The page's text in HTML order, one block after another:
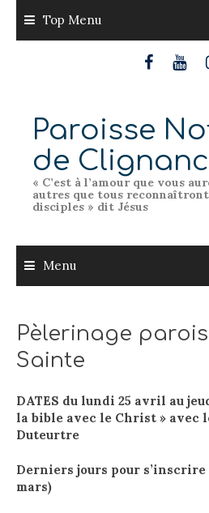
content
Top Menu
Paroisse
de
« C’est à l’amour que vous
autres que tous
disciples » dit Jésus
Menu
Pèlerinage
Sainte
DATES du lundi 25 avril au
la bible avec le Christ » avec
Duteurtre
Derniers jours pour s’inscrire
mars)